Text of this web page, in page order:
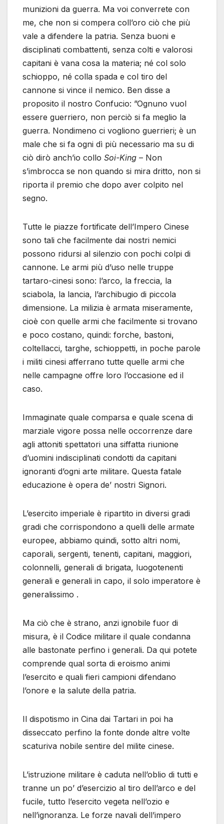
munizioni da guerra. Ma voi converrete con
me, che non si compera coll’oro ciò che più
vale a difendere la patria. Senza buoni e
disciplinati combattenti, senza colti e valorosi
capitani è vana cosa la materia; né col solo
schioppo, né colla spada e col tiro del
cannone si vince il nemico. Ben disse a
proposito il nostro Confucio: ”Ognuno vuol
essere guerriero, non perciò si fa meglio la
guerra. Nondimeno ci vogliono guerrieri; è un
male che si fa ogni dì più necessario ma su di
ciò dirò anch’io collo Soi-King – Non
s’imbrocca se non quando si mira dritto, non si
riporta il premio che dopo aver colpito nel
segno.
Tutte le piazze fortificate dell’Impero Cinese
sono tali che facilmente dai nostri nemici
possono ridursi al silenzio con pochi colpi di
cannone. Le armi più d’uso nelle truppe
tartaro-cinesi sono: l’arco, la freccia, la
sciabola, la lancia, l’archibugio di piccola
dimensione. La milizia è armata miseramente,
cioè con quelle armi che facilmente si trovano
e poco costano, quindi: forche, bastoni,
coltellacci, targhe, schioppetti, in poche parole
i militi cinesi afferrano tutte quelle armi che
nelle campagne offre loro l’occasione ed il
caso.
Immaginate quale comparsa e quale scena di
marziale vigore possa nelle occorrenze dare
agli attoniti spettatori una siffatta riunione
d’uomini indisciplinati condotti da capitani
ignoranti d’ogni arte militare. Questa fatale
educazione è opera de’ nostri Signori.
L’esercito imperiale è ripartito in diversi gradi
gradi che corrispondono a quelli delle armate
europee, abbiamo quindi, sotto altri nomi,
caporali, sergenti, tenenti, capitani, maggiori,
colonnelli, generali di brigata, luogotenenti
generali e generali in capo, il solo imperatore è
generalissimo .
Ma ciò che è strano, anzi ignobile fuor di
misura, è il Codice militare il quale condanna
alle bastonate perfino i generali. Da qui potete
comprende qual sorta di eroismo animi
l’esercito e quali fieri campioni difendano
l’onore e la salute della patria.
Il dispotismo in Cina dai Tartari in poi ha
disseccato perfino la fonte donde altre volte
scaturiva nobile sentire del milite cinese.
L’istruzione militare è caduta nell’oblio di tutti e
tranne un po’ d’esercizio al tiro dell’arco e del
fucile, tutto l’esercito vegeta nell’ozio e
nell’ignoranza. Le forze navali dell’impero